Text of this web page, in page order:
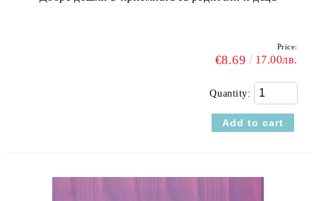
Price:
€8.69 17.00лв.
Quantity: